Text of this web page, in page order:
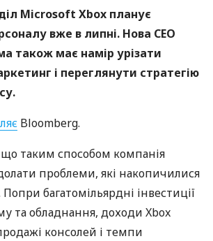
Microsoft Xbox планує
вже в липні. Нова CEO
також має намір урізати
і переглянути стратегію
Bloomberg.
таким способом компанія
проблеми, які накопичилися
багатомільярдні інвестиції
та обладнання, доходи Xbox
консолей і темпи